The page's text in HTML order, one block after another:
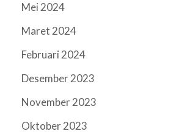
Mei 2024
Maret 2024
Februari 2024
Desember 2023
November 2023
Oktober 2023